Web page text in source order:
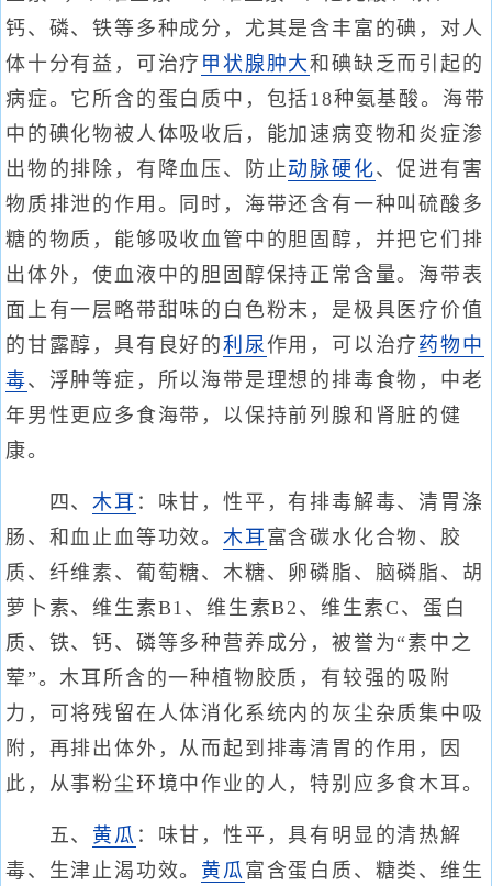
钙、磷、铁等多种成分，尤其是含丰富的碘，对人
体十分有益，可治疗 甲状腺肿大和碘缺乏而引起的
病症。它所含的蛋白质中，包括18种氨基酸。海带
中的碘化物被人体吸收后，能加速病变物和炎症渗
出物的排除，有降血压、防止动脉硬化、促进有害
物质排泄的作用。同时，海带还含有一种叫硫酸多
糖的物质，能够吸收血管中的胆固醇，并把它们排
出体外，使血液中的胆固醇保持正常含量。海带表
面上有一层略带甜味的白色粉末，是极具医疗价值
的甘露醇，具有良好的利尿作用，可以治疗药物中
毒、浮肿等症，所以海带是理想的排毒食物，中老
年男性更应多食海带，以保持前列腺和肾脏的健
康。
四、木耳 ：味甘，性平，有排毒解毒、清胃涤
肠、和血止血等功效。木耳 富含碳水化合物、胶
质、纤维素、葡萄糖、木糖、卵磷脂、脑磷脂、胡
萝卜素、维生素B1、维生素B2、维生素C、蛋白
质、铁、钙、磷等多种营养成分，被誉为“素中之
荤”。木耳所含的一种植物胶质，有较强的吸附
力，可将残留在人体消化系统内的灰尘杂质集中吸
附，再排出体外，从而起到排毒清胃的作用，因
此，从事粉尘环境中作业的人，特别应多食木耳。
五、 黄瓜 ：味甘，性平，具有明显的清热解
毒、生津止渴功效。 黄瓜 富含蛋白质、糖类、维生